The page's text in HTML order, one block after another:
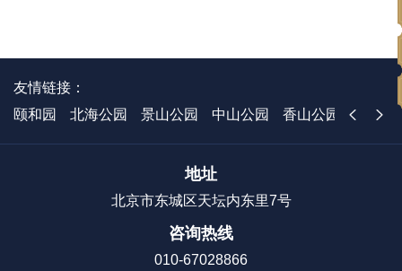
友情链接：
颐和园
北海公园 景山公园 中山公园 香山公园 国家植
地址
北京市东城区天坛内东里7号
咨询热线
010-67028866